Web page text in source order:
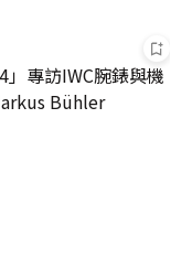
專訪IWC腕錶與機
Bühler